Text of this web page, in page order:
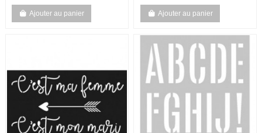
Ajouter au panier Ajouter au panier